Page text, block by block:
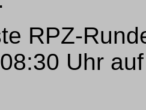
RPZ-
Uhr